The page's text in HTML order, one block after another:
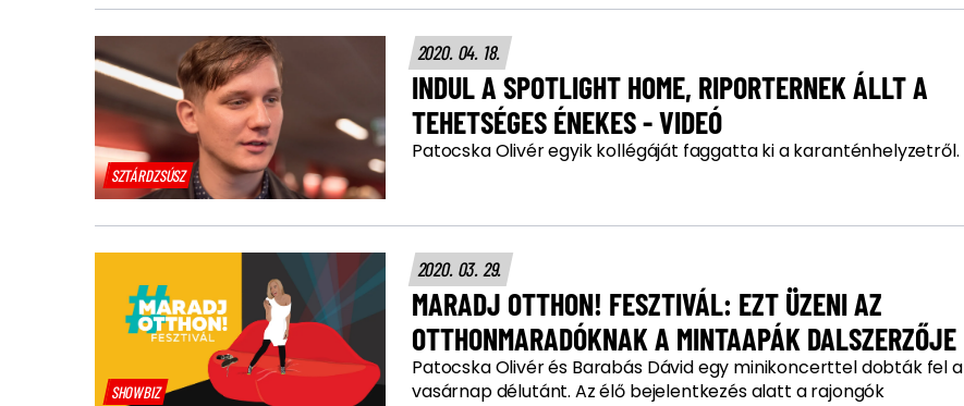
SZTÁRDZSÚSZ
2020. 04. 18.
INDUL A SPOTLIGHT HOME, RIPORTERNEK ÁLLT A
TEHETSÉGES ÉNEKES - VIDEÓ
Patocska Olivér egyik kollégáját faggatta ki a karanténhelyzetről.
SHOWBIZ
2020. 03. 29.
MARADJ OTTHON! FESZTIVÁL: EZT ÜZENI AZ
OTTHONMARADÓKNAK A MINTAAPÁK DALSZERZŐJE
Patocska Olivér és Barabás Dávid egy minikoncerttel dobták fel a
vasárnap délutánt. Az élő bejelentkezés alatt a rajongók